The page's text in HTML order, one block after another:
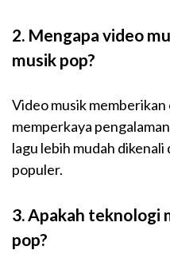
2. Mengapa video
musik pop?
Video musik
memperkaya
lagu lebih mudah
populer.
3. Apakah teknologi
pop?